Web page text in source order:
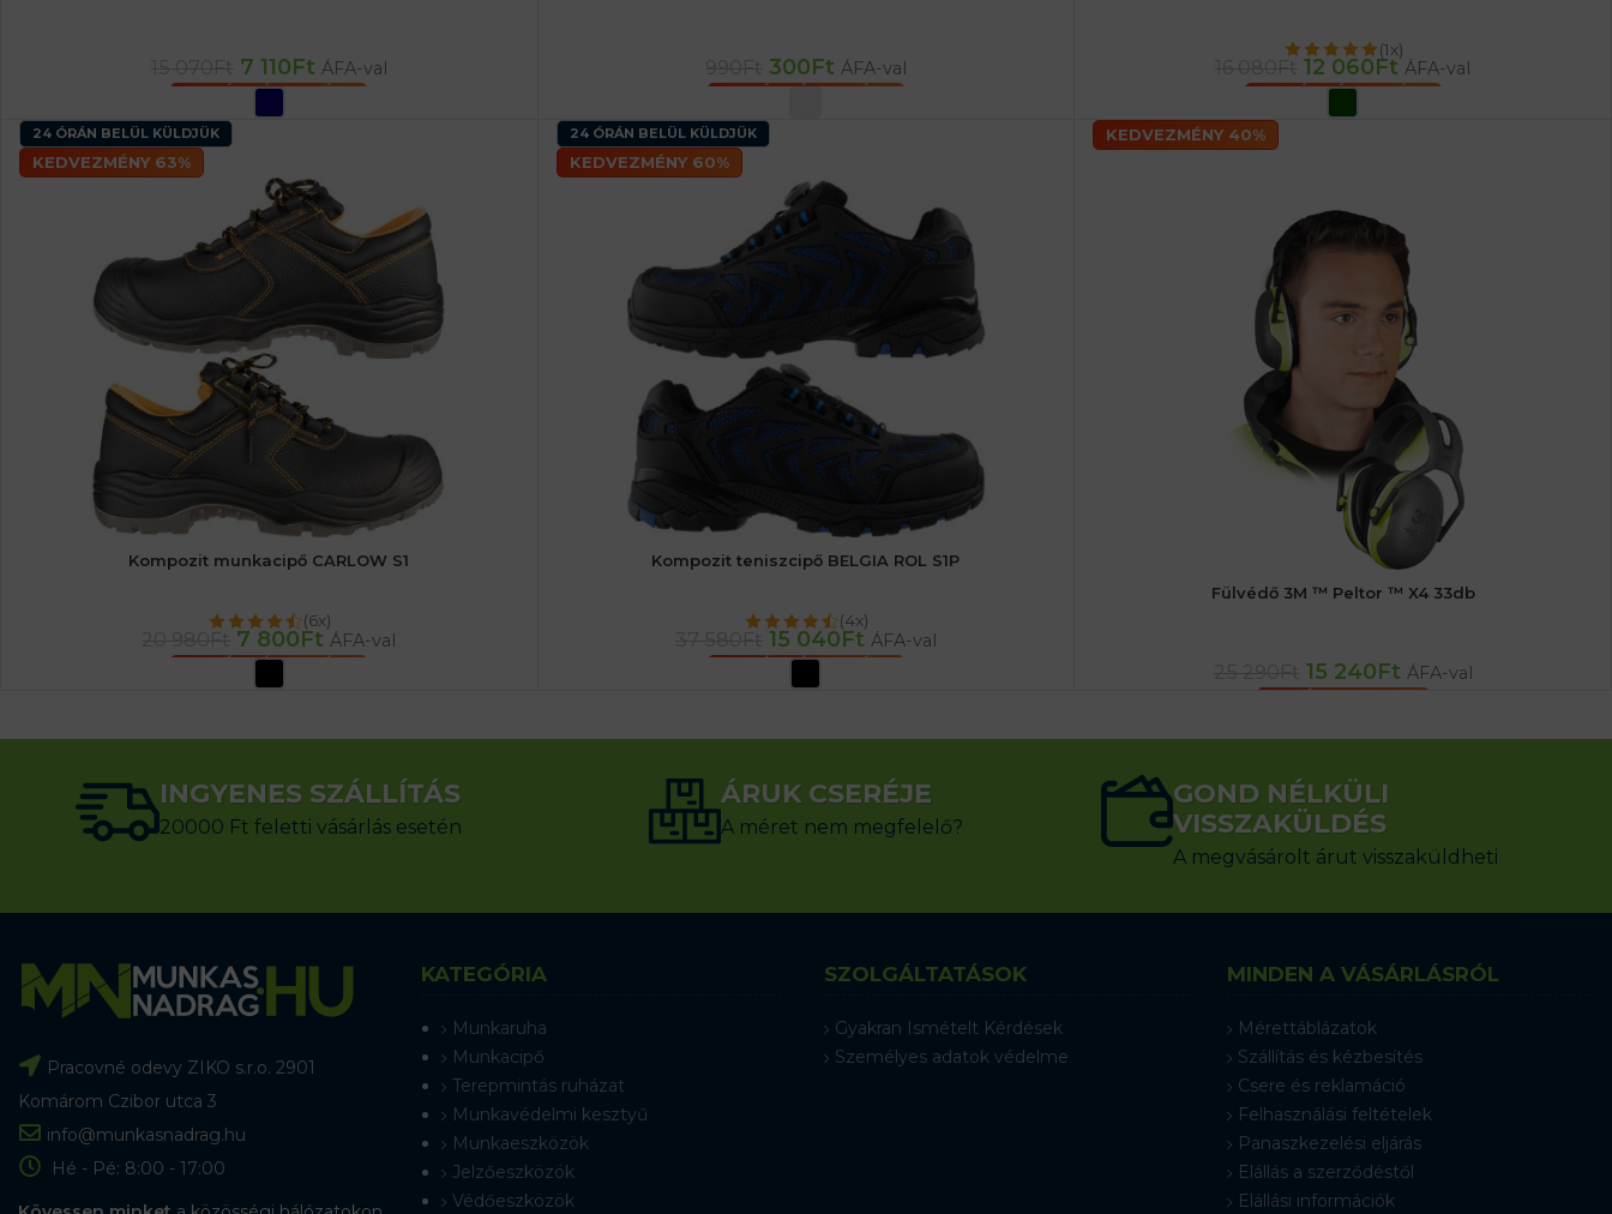
7 110Ft ÁFA-val
OPCIÓK VÁLASZTÁSA
300Ft ÁFA-val
OPCIÓK VÁLASZTÁSA
(1x)
12 060Ft ÁFA-val
OPCIÓK VÁLASZTÁSA
24 ÓRÁN BELÜL KÜLDJÜK
KEDVEZMÉNY 63%
Kompozit munkacipő CARLOW S1
(6x)
7 800Ft ÁFA-val
OPCIÓK VÁLASZTÁSA
24 ÓRÁN BELÜL KÜLDJÜK
KEDVEZMÉNY 60%
Kompozit teniszcipő BELGIA ROL S1P
(4x)
15 040Ft ÁFA-val
OPCIÓK VÁLASZTÁSA
KEDVEZMÉNY 40%
Fülvédő 3M ™ Peltor ™ X4 33db
15 240Ft ÁFA-val
INGYENES SZÁLLÍTÁS
20000 Ft feletti vásárlás esetén
ÁRUK CSERÉJE
A méret nem megfelelő?
GOND NÉLKÜLI
VISSZAKÜLDÉS
A megvásárolt árut visszaküldheti
Pracovné odevy ZIKO s.r.o. 2901
Komárom Czibor utca 3
info@munkasnadrag.hu
Hé - Pé: 8:00 - 17:00
KATEGÓRIA
Munkaruha
Munkacipő
Terepmintás ruházat
Munkavédelmi kesztyű
Munkaeszközök
Jelzőeszközök
Védőeszközök
SZOLGÁLTATÁSOK
Gyakran Ismételt Kérdések
Személyes adatok védelme
MINDEN A VÁSÁRLÁSRÓL
Mérettáblázatok
Szállítás és kézbesítés
Csere és reklamáció
Felhasználási feltételek
Panaszkezelési eljárás
Elállás a szerződéstől
Elállási információk